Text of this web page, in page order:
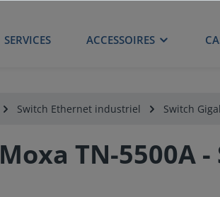
SERVICES ACCESSOIRES
Switch Ethernet industriel Switch
Moxa TN-5500A